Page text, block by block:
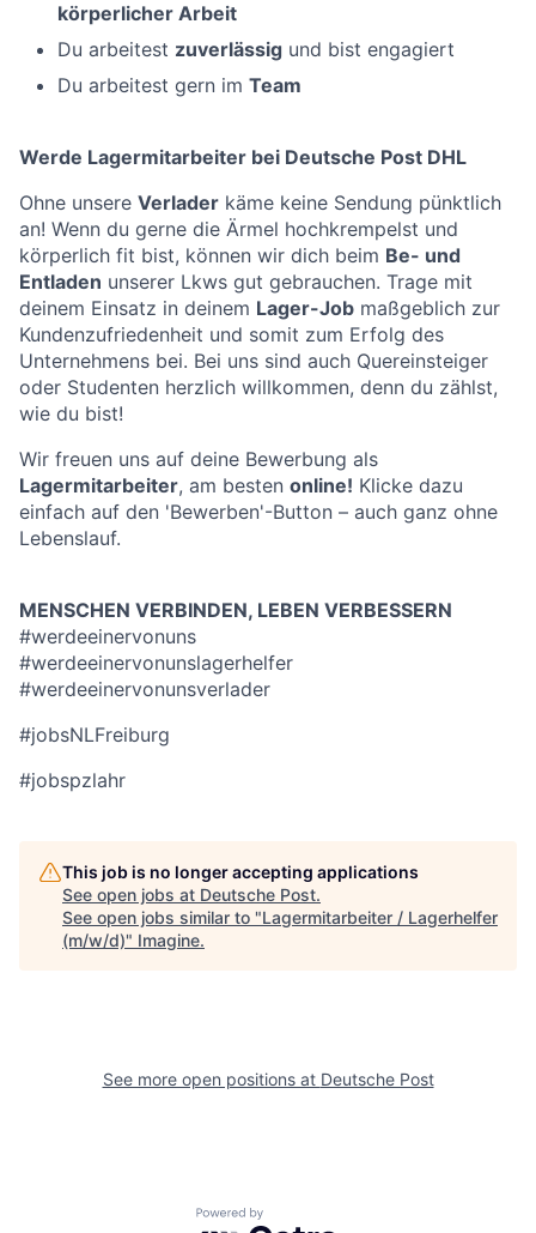
körperlicher Arbeit
Du arbeitest zuverlässig und bist engagiert
Du arbeitest gern im Team
Werde Lagermitarbeiter bei Deutsche Post DHL
Ohne unsere Verlader käme keine Sendung pünktlich
an! Wenn du gerne die Ärmel hochkrempelst und
körperlich fit bist, können wir dich beim Be- und
Entladen unserer Lkws gut gebrauchen. Trage mit
deinem Einsatz in deinem Lager-Job maßgeblich zur
Kundenzufriedenheit und somit zum Erfolg des
Unternehmens bei. Bei uns sind auch Quereinsteiger
oder Studenten herzlich willkommen, denn du zählst,
wie du bist!
Wir freuen uns auf deine Bewerbung als
Lagermitarbeiter, am besten online! Klicke dazu
einfach auf den 'Bewerben'-Button – auch ganz ohne
Lebenslauf.
MENSCHEN VERBINDEN, LEBEN VERBESSERN
#werdeeinervonuns
#werdeeinervonunslagerhelfer
#werdeeinervonunsverlader
#jobsNLFreiburg
#jobspzlahr
This job is no longer accepting applications
See open jobs at Deutsche Post.
See open jobs similar to "Lagermitarbeiter / Lagerhelfer
(m/w/d)" Imagine.
See more open positions at Deutsche Post
Powered by Getro.com